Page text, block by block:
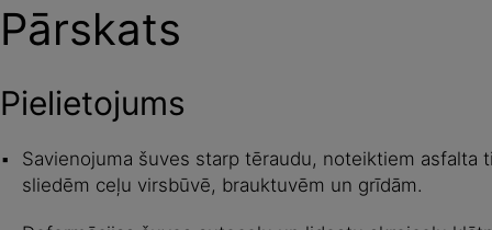
Pārskats
Pielietojums
Savienojuma šuves starp tēraudu, noteiktiem asfalta
sliedēm ceļu virsbūvē, brauktuvēm un grīdām.